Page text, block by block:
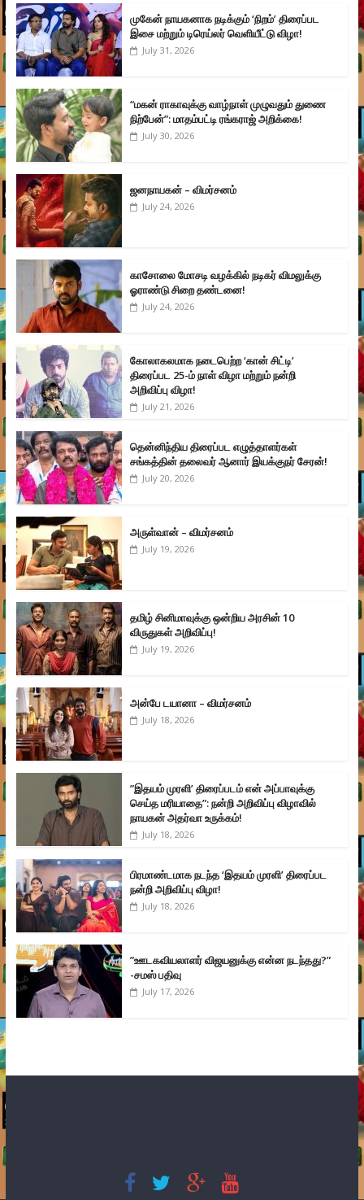
முகேன் நாயகனாக நடிக்கும் ‘நிறம்’ திரைப்பட
இசை மற்றும் டிரெய்லர் வெளியீட்டு விழா!
July 31, 2026
“மகன் ராகாவுக்கு வாழ்நாள் முழுவதும் துணை
நிற்பேன்”: மாதம்பட்டி ரங்கராஜ் அறிக்கை!
July 30, 2026
ஜனநாயகன் – விமர்சனம்
July 24, 2026
காசோலை மோசடி வழக்கில் நடிகர் விமலுக்கு
ஓராண்டு சிறை தண்டனை!
July 24, 2026
கோலாகலமாக நடைபெற்ற ‘கான் சிட்டி’
திரைப்பட 25-ம் நாள் விழா மற்றும் நன்றி
அறிவிப்பு விழா!
July 21, 2026
தென்னிந்திய திரைப்பட எழுத்தாளர்கள்
சங்கத்தின் தலைவர் ஆனார் இயக்குநர் சேரன்!
July 20, 2026
அருள்வான் – விமர்சனம்
July 19, 2026
தமிழ் சினிமாவுக்கு ஒன்றிய அரசின் 10
விருதுகள் அறிவிப்பு!
July 19, 2026
அன்பே டயானா – விமர்சனம்
July 18, 2026
”இதயம் முரளி’ திரைப்படம் என் அப்பாவுக்கு
செய்த மரியாதை”: நன்றி அறிவிப்பு விழாவில்
நாயகன் அதர்வா உருக்கம்!
July 18, 2026
பிரமாண்டமாக நடந்த ‘இதயம் முரளி’ திரைப்பட
நன்றி அறிவிப்பு விழா!
July 18, 2026
”ஊடகவியலாளர் விஜயனுக்கு என்ன நடந்தது?”
-சமஸ் பதிவு
July 17, 2026